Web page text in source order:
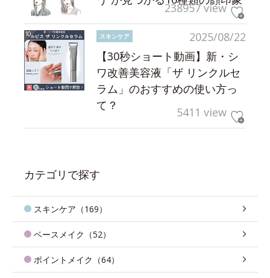
238957 view
2025/08/22
スキンケア
【30秒ショート動画】新・シ
ワ改善美容液「ザ リンクルセ
ラム」のおすすめの使い方っ
て？
5411 view
カテゴリで探す
スキンケア（169）
ベースメイク（52）
ポイントメイク（64）